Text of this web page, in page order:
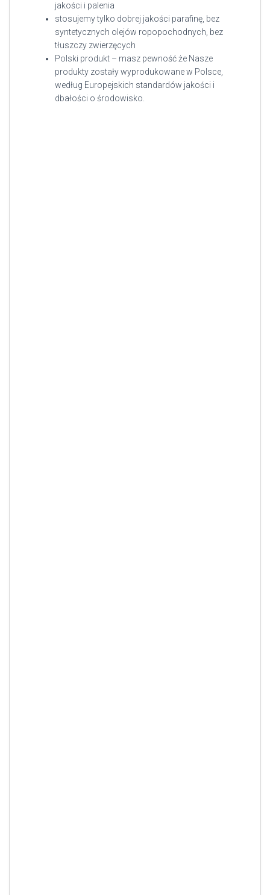
jakości i palenia
stosujemy tylko dobrej jakości parafinę, bez
syntetycznych olejów ropopochodnych, bez
tłuszczy zwierzęcych
Polski produkt – masz pewność że Nasze
produkty zostały wyprodukowane w Polsce,
według Europejskich standardów jakości i
dbałości o środowisko.